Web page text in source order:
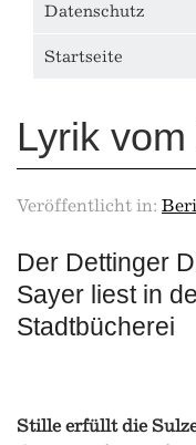
Datenschutz
Startseite
Lyrik
Veröffentlicht in:
Der Dettinger
Sayer liest in
Stadtbücherei
Stille erfüllt die